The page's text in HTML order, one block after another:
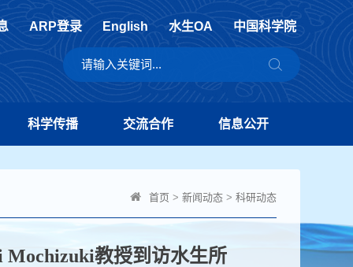
ARP登录 English 水生OA 中国科学院
科学传播 交流合作 信息公开
首页 > 新闻动态 > 科研动态
教授到访水生所